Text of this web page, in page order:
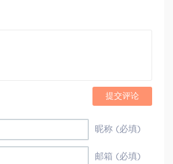
提交评论
昵称 (必填)
邮箱 (必填)